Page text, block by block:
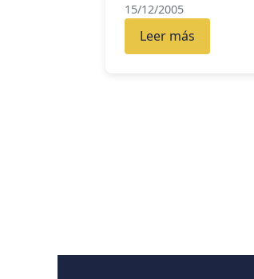
15/12/2005
Leer más